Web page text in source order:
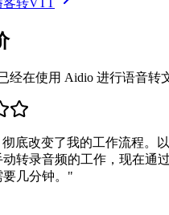
客转VTT
经在使用 Aidio 进行语音转
彻底改变了我的工作流程。
动转录音频的工作，现在通
几分钟。 "